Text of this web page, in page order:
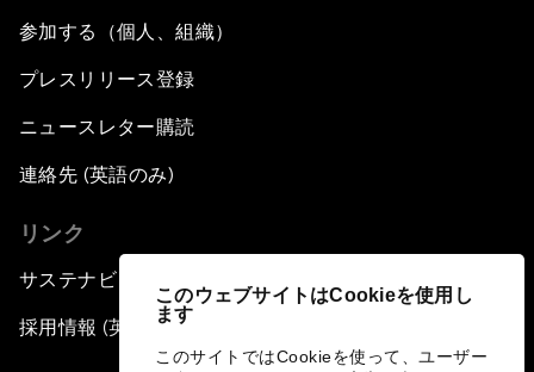
このウェブサイトはCookieを使用し
ます
このサイトではCookieを使って、ユーザー
参加する（個人、組織）
プレスリリース登録
ニュースレター購読
連絡先 (英語のみ)
リンク
サステナビリティへの取り組み
採用情報 (英語のみ)